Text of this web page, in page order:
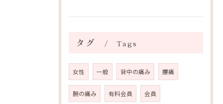
タグ Tags
女性 一般 背中の痛み 腰痛
腕の痛み 有料会員 会員